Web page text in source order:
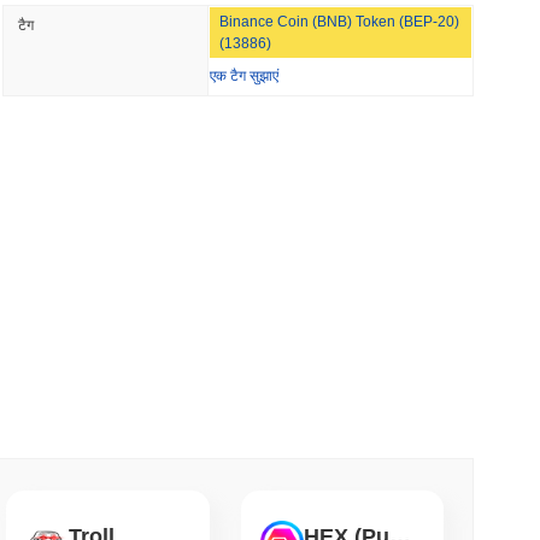
अधिनियम के नियम 2027 तक खिसकने के साथ स्थिरकॉइन
को बिना उसकी सुरक्षा से बाहर निकले स्टेक करें
टैग
Binance Coin (BNB) Token (BEP-20)
(13886)
एक टैग सुझाएं